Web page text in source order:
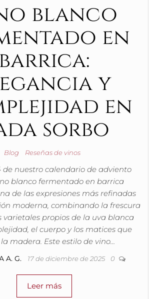
blanco
en
barrica:
y
en
sorbo
Blog Reseñas de vinos
de nuestro calendario de adviento
blanco fermentado en barrica
de las expresiones más refinadas
moderna, combinando la frescura
varietales propios de la uva blanca
el cuerpo y los matices que
madera. Este estilo de vino…
A. G. 17 de diciembre de 2025 0
Leer más